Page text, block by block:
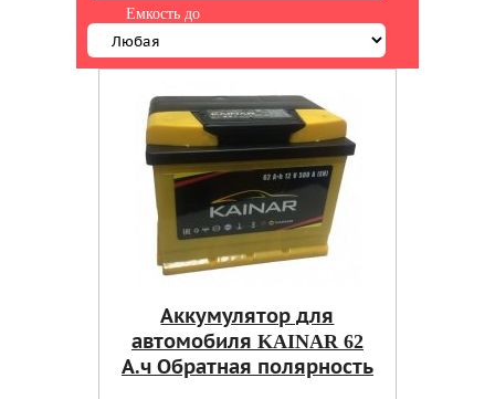
Емкость до
Аккумулятор для
автомобиля KAINAR 62
А.ч Обратная полярность